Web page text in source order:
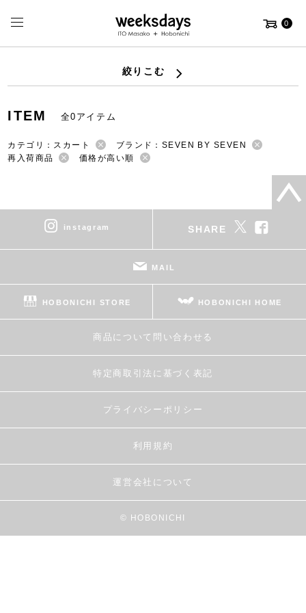
0
絞りこむ
ITEM 全0アイテム
カテゴリ：スカート
ブランド：SEVEN BY SEVEN
再入荷商品
価格が高い順
instagram SHARE
MAIL
HOBONICHI STORE HOBONICHI HOME
商品について問い合わせる
特定商取引法に基づく表記
プライバシーポリシー
利用規約
運営会社について
© HOBONICHI